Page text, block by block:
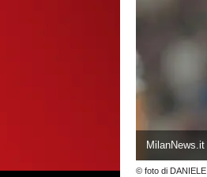
MilanNews.it
© foto di